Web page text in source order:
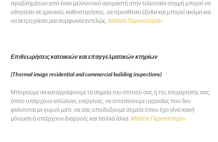
προβλημάτων από έναν μελλοντικό αγοραστή στην τελευταία στιγμή μπορεί να
οδηγήσει σε χρονικές καθυστερήσεις, να προσθέσει έξοδα και μπορεί ακόμη και
να εκτροχιάσει μια συμφωνία εντελώς.Μάθετε Περισσότερα»
Επιθεωρήσεις κατοικιών και επαγγελματικών κτηρίων
(Thermal image residential and commercial building inspections)
Μπορούμε να καταγράψουμε τα σημεία του σπιτιού σας ή της επιχείρησής σας
όπου υπάρχουν απώλειες ενέργειας, να εντοπίσουμε υγρασίες που δεν
φαίνονται με γυμνό μάτι, να σας υποδείξουμε σημεία όπου έχει γίνει κακή
μόνωση ή υπάρχουν διαρροές και πολλά άλλα.Μάθετε Περισσότερα»